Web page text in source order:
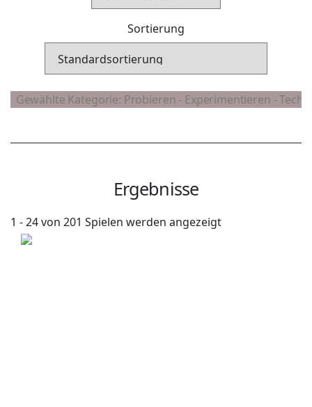
Sortierung
Ergebnisse
1 - 24 von 201 Spielen werden angezeigt